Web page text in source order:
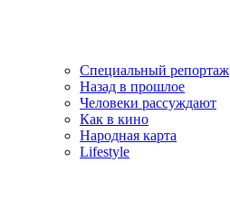
Специальный репортаж
Назад в прошлое
Человеки рассуждают
Как в кино
Народная карта
Lifestyle